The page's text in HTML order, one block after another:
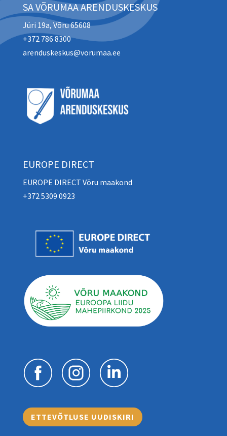
SA VÕRUMAA ARENDUSKESKUS
Jüri 19a, Võru 65608
+372 786 8300
arenduskeskus@vorumaa.ee
EUROPE DIRECT
EUROPE DIRECT Võru maakond
+372 5309 0923
ETTEVÕTLUSE UUDISKIRI